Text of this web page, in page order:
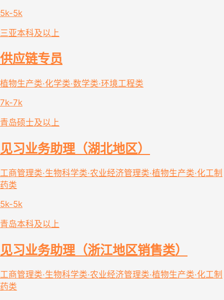
5k-5k
三亚本科及以上
供应链专员
植物生产类·化学类·数学类·环境工程类
7k-7k
青岛硕士及以上
见习业务助理（湖北地区）
工商管理类·生物科学类·农业经济管理类·植物生产类·化工制
药类
5k-5k
青岛本科及以上
见习业务助理（浙江地区销售类）
工商管理类·生物科学类·农业经济管理类·植物生产类·化工制
药类